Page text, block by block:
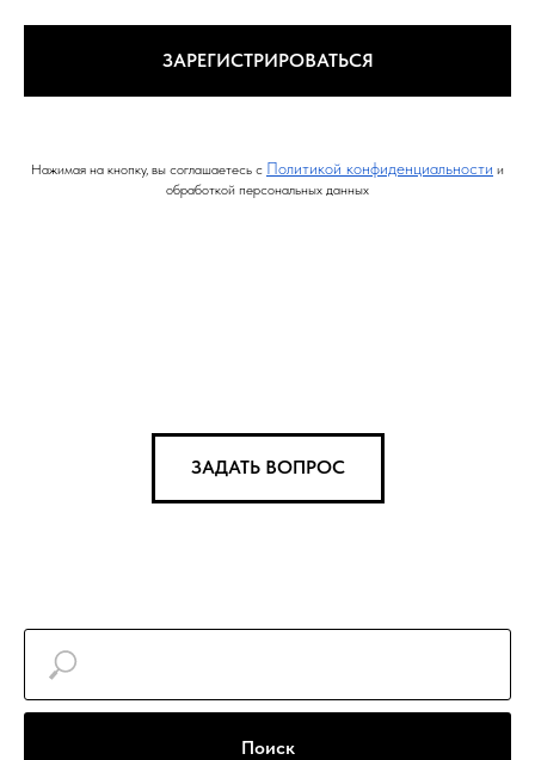
ЗАРЕГИСТРИРОВАТЬСЯ
Нажимая на кнопку, вы соглашаетесь с Политикой конфиденциальности и
обработкой персональных данных
ЗАДАТЬ ВОПРОС
Поиск